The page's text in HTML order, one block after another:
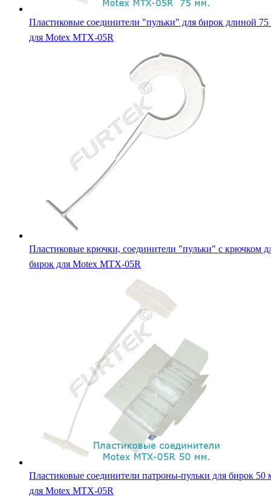
Пластиковые соединители "пульки" для бирок длиной
для Motex MTX-05R
Пластиковые крючки, соединители "пульки" с крючком
бирок для Motex MTX-05R
Пластиковые соединители патроны-пульки для бирок 50
для Motex MTX-05R